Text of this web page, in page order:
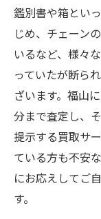
鑑別書や箱とい
じめ、チェーン
いるなど、様々
っていたが断ら
ざいます。福山
分まで査定し、
提示する買取サ
ている方も不安
にお応えしてご
す。